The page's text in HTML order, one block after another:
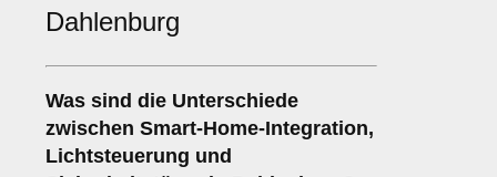
Dahlenburg
Was sind die Unterschiede
zwischen Smart-Home-Integration,
Lichtsteuerung und